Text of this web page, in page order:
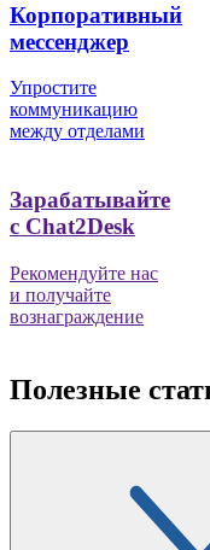
Корпоративный
мессенджер
Упростите
коммуникацию
между отделами
Зарабатывайте
с Chat2Desk
Рекомендуйте нас
и получайте
вознаграждение
Полезные